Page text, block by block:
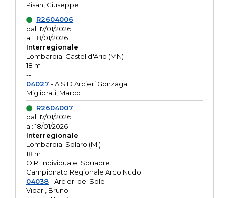
Pisan, Giuseppe
R2604006
dal: 17/01/2026
al: 18/01/2026
Interregionale
Lombardia: Castel d'Ario (MN)
18 m
--
04027 - A.S.D.Arcieri Gonzaga
Migliorati, Marco
R2604007
dal: 17/01/2026
al: 18/01/2026
Interregionale
Lombardia: Solaro (MI)
18 m
O.R. Individuale+Squadre
Campionato Regionale Arco Nudo
04038- Arcieri del Sole
Vidari, Bruno